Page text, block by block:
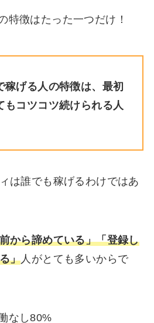
稼げる人の特徴は、最初
もコツコツ続けられる人
は誰でも稼げるわけではあ
から諦めている」「登録し
」 人がとても多いからで